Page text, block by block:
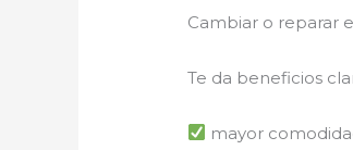
Cambiar o reparar
Te da beneficios
mayor